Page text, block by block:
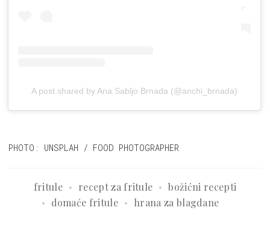
A post shared by Ana Sabljo Brnada (@anchi_brnada)
PHOTO: UNSPLAH / FOOD PHOTOGRAPHER
fritule recept za fritule
božićni recepti
domaće fritule
hrana za blagdane